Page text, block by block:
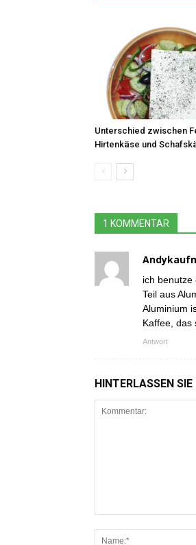
Unterschied zwischen
Hirtenkäse und
1 KOMMENTAR
ich benutze
Teil aus
Aluminium
Kaffee, das
Antwort
HINTERLASSEN